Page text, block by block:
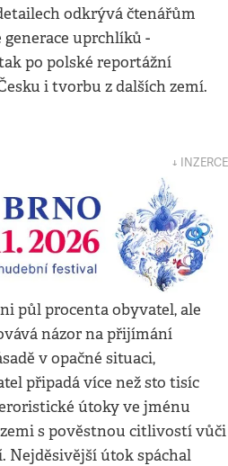
odkrývá čtenářům
uprchlíků -
po polské reportážní
i tvorbu z dalších zemí.
↓ INZERCE
půl procenta obyvatel, ale
názor na přijímání
v opačné situaci,
připadá více než sto tisíc
útoky ve jménu
s pověstnou citlivostí vůči
útok spáchal